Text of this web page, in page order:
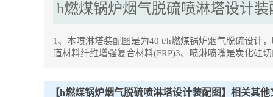
h燃煤锅炉烟气脱硫喷淋塔设计装
1、本喷淋塔装配图是为40 t/h燃煤锅炉烟气脱硫设计
道材料纤维增强复合材料(FRP)3、喷淋喷嘴是炭化硅
2、管道材料纤维增强复合材料(FRP)3、喷淋喷嘴是炭化硅切向空心
【h燃煤锅炉烟气脱硫喷淋塔设计装配图】相关其他